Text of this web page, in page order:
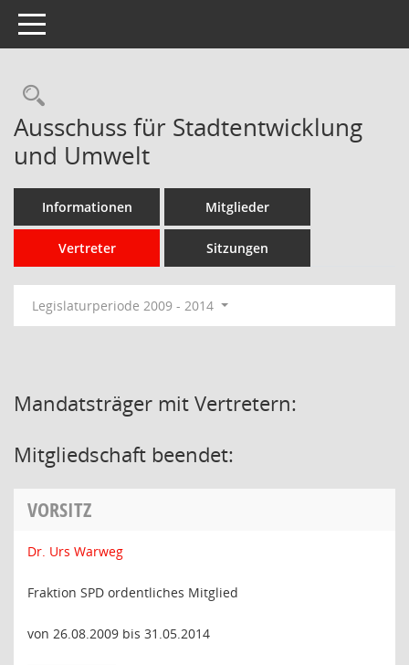
Toggle navigation
Rechercheauswahl
Ausschuss für Stadtentwicklung
und Umwelt
Informationen Mitglieder
Vertreter Sitzungen
Legislaturperiode 2009 - 2014
Mandatsträger mit Vertretern:
Mitgliedschaft beendet:
VORSITZ
Dr. Urs Warweg
Fraktion SPD ordentliches Mitglied
von 26.08.2009 bis 31.05.2014